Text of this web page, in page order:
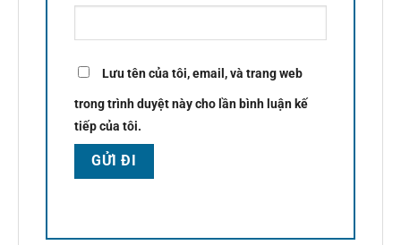
Lưu tên của tôi, email, và trang web
trong trình duyệt này cho lần bình luận kế
tiếp của tôi.